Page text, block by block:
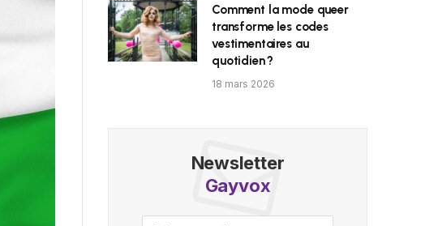
Comment la mode queer
transforme les codes
vestimentaires au
quotidien ?
18 mars 2026
Newsletter
Gayvox